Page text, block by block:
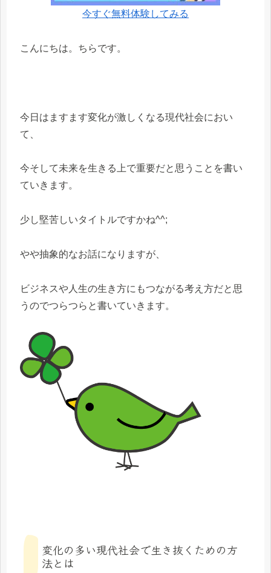
今すぐ無料体験してみる
こんにちは。ちらです。
今日はますます変化が激しくなる現代社会におい
て、
今そして未来を生きる上で重要だと思うことを書い
ていきます。
少し堅苦しいタイトルですかね^^;
やや抽象的なお話になりますが、
ビジネスや人生の生き方にもつながる考え方だと思
うのでつらつらと書いていきます。
変化の多い現代社会で生き抜くための方
法とは